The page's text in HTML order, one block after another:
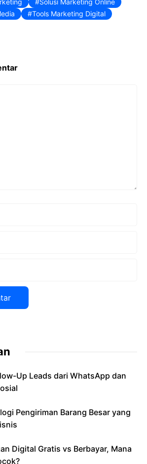
Solusi Marketing Online
Tools Marketing Digital
Up Leads dari WhatsApp dan
Pengiriman Barang Besar yang
Digital Gratis vs Berbayar, Mana